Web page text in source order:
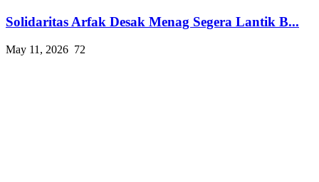
Solidaritas Arfak Desak Menag Segera Lantik B...
May 11, 2026 72